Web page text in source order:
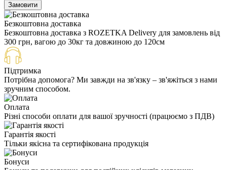
Замовити
Безкоштовна доставка
Безкоштовна доставка з ROZETKA Delivery для замовлень від
300 грн, вагою до 30кг та довжиною до 120см
Підтримка
Потрібна допомога? Ми завжди на зв'язку – зв'яжіться з нами
зручним способом.
Оплата
Різні способи оплати для вашої зручності (працюємо з ПДВ)
Гарантія якості
Тільки якісна та сертифікована продукція
Бонуси